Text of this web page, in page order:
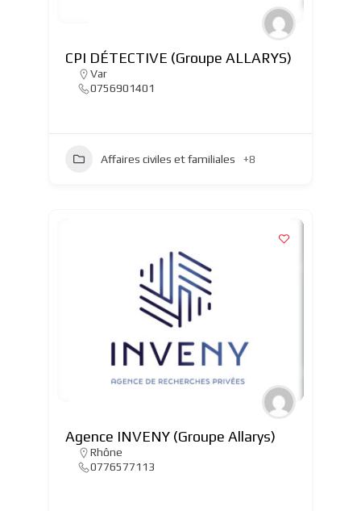
CPI DÉTECTIVE (Groupe ALLARYS)
Var
0756901401
Affaires civiles et familiales +8
Agence INVENY (Groupe Allarys)
Rhône
0776577113